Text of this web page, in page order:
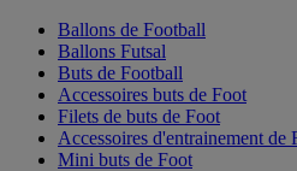
Ballons de Football
Ballons Futsal
Buts de Football
Accessoires buts de Foot
Filets de buts de Foot
Accessoires d'entrainement de
Mini buts de Foot